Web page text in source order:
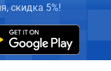
скидка 5%!